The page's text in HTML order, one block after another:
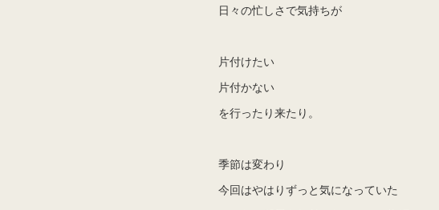
日々の忙しさで気持ちが
片付けたい
片付かない
を行ったり来たり。
季節は変わり
今回はやはりずっと気になっていた